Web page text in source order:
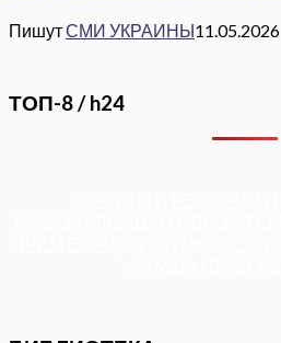
ПишутСМИ УКРАИНЫ11.05.2026
ТОП-8 / h24